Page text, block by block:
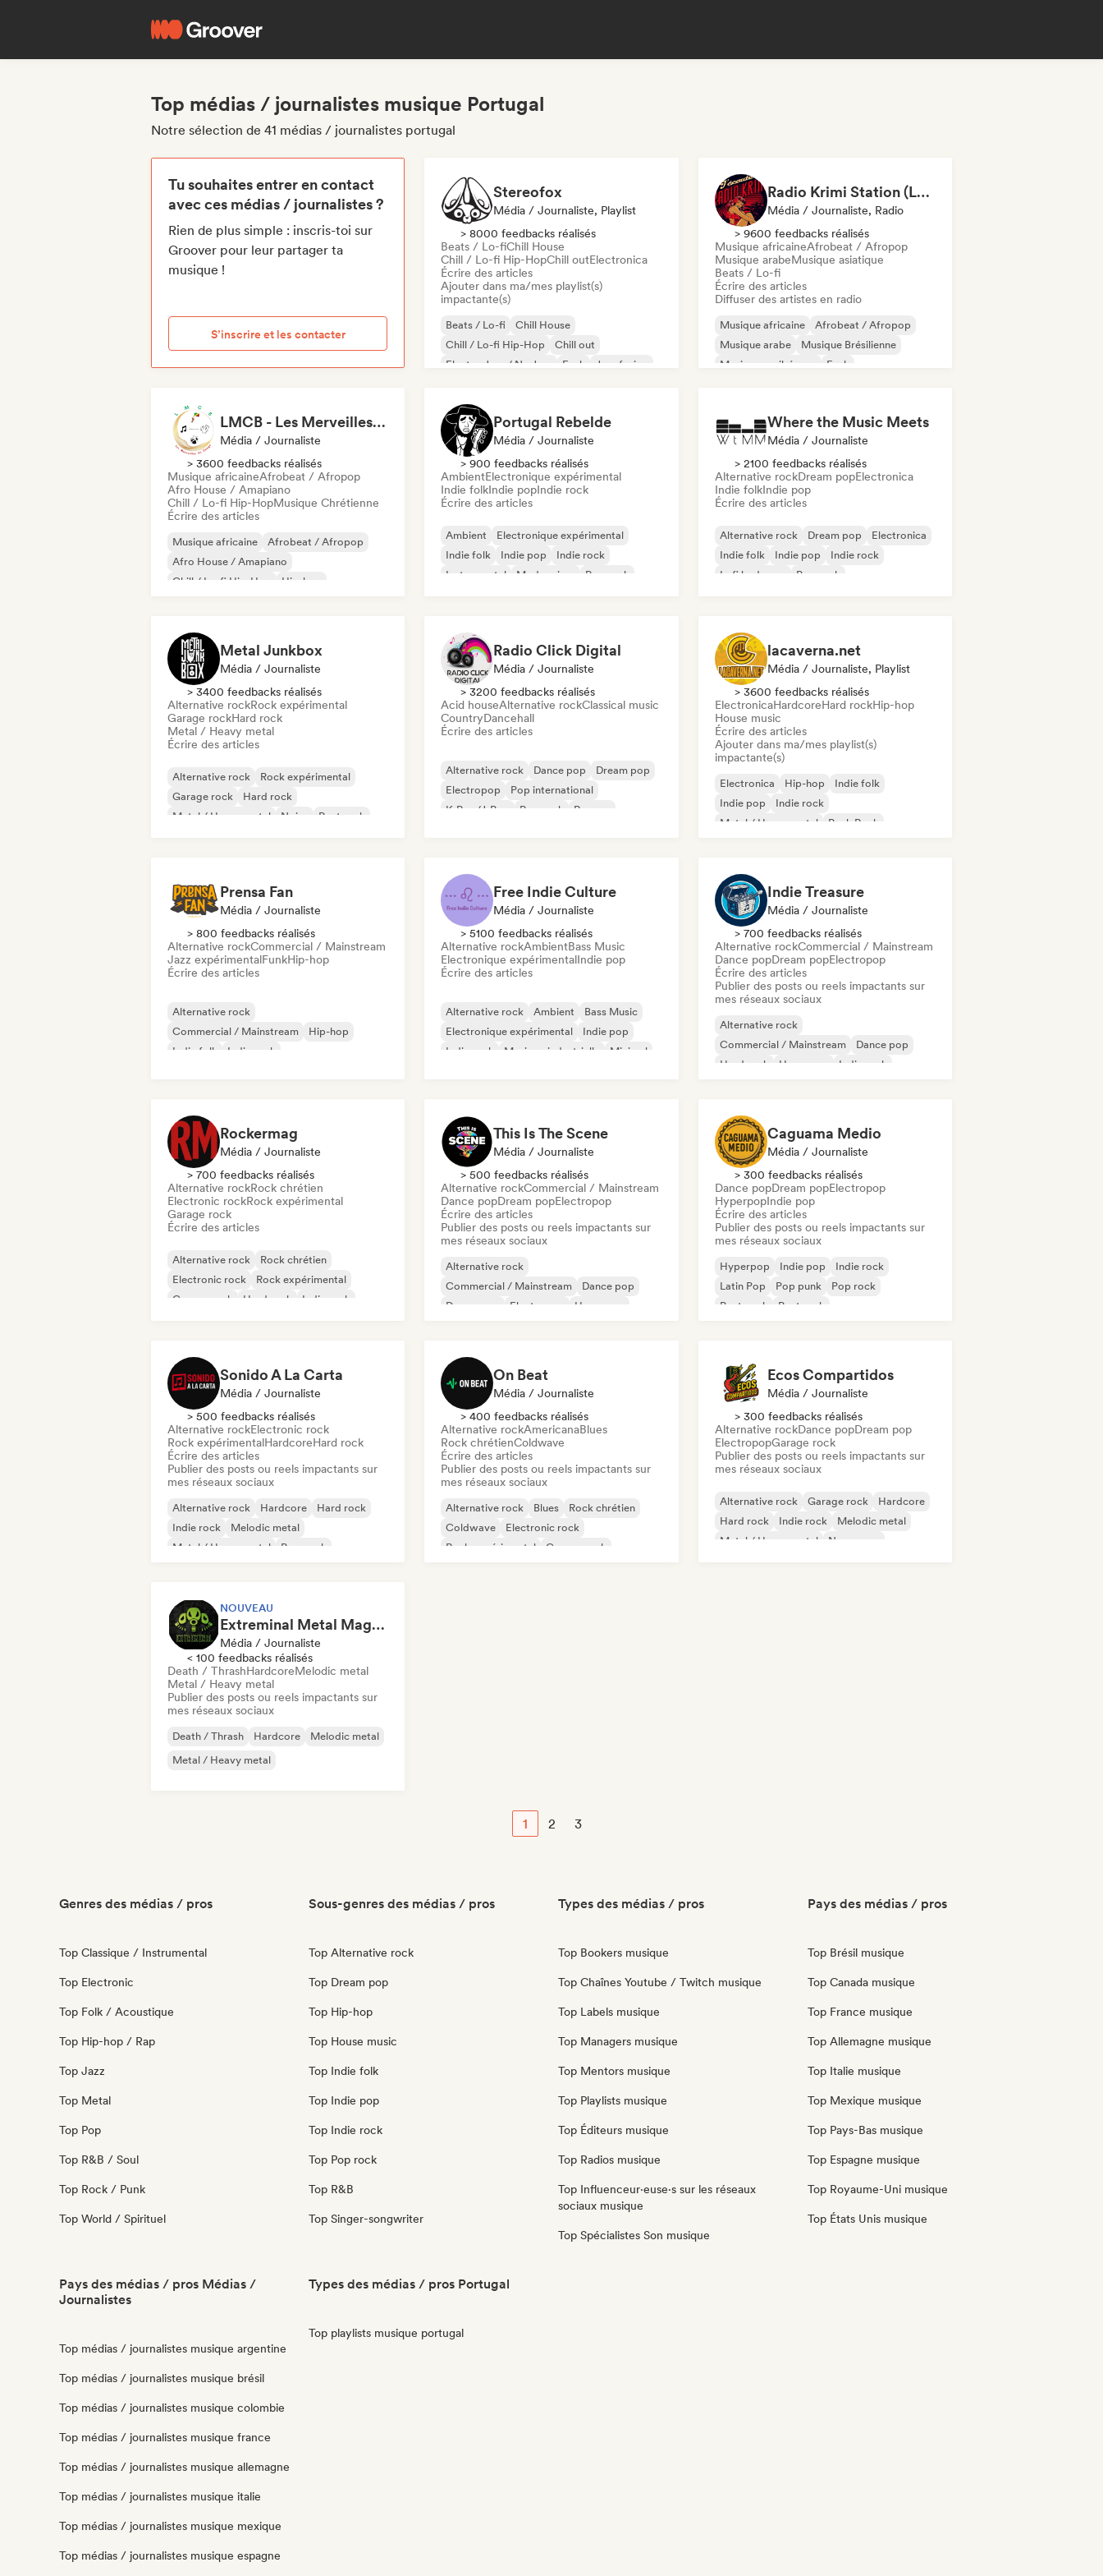
Top médias / journalistes musique Portugal
Notre sélection de 41 médias / journalistes portugal
Tu souhaites entrer en contact
avec ces médias / journalistes ?
Rien de plus simple : inscris-toi sur
Groover pour leur partager ta
musique !
S’inscrire et les contacter
Stereofox
Média / Journaliste, Playlist
> 8000 feedbacks réalisés
Beats / Lo-fiChill House
Chill / Lo-fi Hip-HopChill outElectronica
Écrire des articles
Ajouter dans ma/mes playlist(s)
impactante(s)
Beats / Lo-fi
Chill House
Chill / Lo-fi Hip-Hop
Chill out
Electro Jazz / Nu Jazz
Funk
Jazz fusion
Radio Krimi Station (La Radio)
Média / Journaliste, Radio
> 9600 feedbacks réalisés
Musique africaineAfrobeat / Afropop
Musique arabeMusique asiatique
Beats / Lo-fi
Écrire des articles
Diffuser des artistes en radio
Musique africaine
Afrobeat / Afropop
Musique arabe
Musique Brésilienne
Musique caribéenne
Funk
LMCB - Les Merveilles du Congo 🇨🇬
Média / Journaliste
> 3600 feedbacks réalisés
Musique africaineAfrobeat / Afropop
Afro House / Amapiano
Chill / Lo-fi Hip-HopMusique Chrétienne
Écrire des articles
Musique africaine
Afrobeat / Afropop
Afro House / Amapiano
Chill / Lo-fi Hip-Hop
Hip-hop
Portugal Rebelde
Média / Journaliste
> 900 feedbacks réalisés
AmbientElectronique expérimental
Indie folkIndie popIndie rock
Écrire des articles
Ambient
Electronique expérimental
Indie folk
Indie pop
Indie rock
Instrumental
Modern jazz Pop rock
Where the Music Meets
Média / Journaliste
> 2100 feedbacks réalisés
Alternative rockDream popElectronica
Indie folkIndie pop
Écrire des articles
Alternative rock Dream pop
Electronica
Indie folk
Indie pop
Indie rock
Lofi bedroom
Pop rock
Metal Junkbox
Média / Journaliste
> 3400 feedbacks réalisés
Alternative rockRock expérimental
Garage rockHard rock
Metal / Heavy metal
Écrire des articles
Alternative rock
Rock expérimental
Garage rock
Hard rock
Metal / Heavy metal
Noise
Post rock
Radio Click Digital
Média / Journaliste
> 3200 feedbacks réalisés
Acid houseAlternative rockClassical music
CountryDancehall
Écrire des articles
Alternative rock Dance pop
Dream pop
Electropop
Pop international
K-Pop/J-Pop
Pop rock Reggae
lacaverna.net
Média / Journaliste, Playlist
> 3600 feedbacks réalisés
ElectronicaHardcoreHard rockHip-hop
House music
Écrire des articles
Ajouter dans ma/mes playlist(s)
impactante(s)
Electronica Hip-hop
Indie folk
Indie pop
Indie rock
Metal / Heavy metal
Punk Rock
Prensa Fan
Média / Journaliste
> 800 feedbacks réalisés
Alternative rockCommercial / Mainstream
Jazz expérimentalFunkHip-hop
Écrire des articles
Alternative rock
Commercial / Mainstream
Hip-hop
Indie folk
Indie rock
Free Indie Culture
Média / Journaliste
> 5100 feedbacks réalisés
Alternative rockAmbientBass Music
Electronique expérimentalIndie pop
Écrire des articles
Alternative rock Ambient
Bass Music
Electronique expérimental
Indie pop
Indie rock
Musique industrielle Minimal
Indie Treasure
Média / Journaliste
> 700 feedbacks réalisés
Alternative rockCommercial / Mainstream
Dance popDream popElectropop
Écrire des articles
Publier des posts ou reels impactants sur
mes réseaux sociaux
Alternative rock
Commercial / Mainstream
Dance pop
Hard rock
Hyperpop
Indie rock
Rockermag
Média / Journaliste
> 700 feedbacks réalisés
Alternative rockRock chrétien
Electronic rockRock expérimental
Garage rock
Écrire des articles
Alternative rock
Rock chrétien
Electronic rock
Rock expérimental
Garage rock
Hard rock
Indie rock
This Is The Scene
Média / Journaliste
> 500 feedbacks réalisés
Alternative rockCommercial / Mainstream
Dance popDream popElectropop
Écrire des articles
Publier des posts ou reels impactants sur
mes réseaux sociaux
Alternative rock
Commercial / Mainstream
Dance pop
Dream pop
Electropop
Hyperpop
Caguama Medio
Média / Journaliste
> 300 feedbacks réalisés
Dance popDream popElectropop
HyperpopIndie pop
Écrire des articles
Publier des posts ou reels impactants sur
mes réseaux sociaux
Hyperpop Indie pop
Indie rock
Latin Pop
Pop punk
Pop rock
Post punk
Post rock
Sonido A La Carta
Média / Journaliste
> 500 feedbacks réalisés
Alternative rockElectronic rock
Rock expérimentalHardcoreHard rock
Écrire des articles
Publier des posts ou reels impactants sur
mes réseaux sociaux
Alternative rock Hardcore
Hard rock
Indie rock
Melodic metal
Metal / Heavy metal
Pop punk
On Beat
Média / Journaliste
> 400 feedbacks réalisés
Alternative rockAmericanaBlues
Rock chrétienColdwave
Écrire des articles
Publier des posts ou reels impactants sur
mes réseaux sociaux
Alternative rock Blues
Rock chrétien
Coldwave
Electronic rock
Rock expérimental
Garage rock
Ecos Compartidos
Média / Journaliste
> 300 feedbacks réalisés
Alternative rockDance popDream pop
ElectropopGarage rock
Publier des posts ou reels impactants sur
mes réseaux sociaux
Alternative rock Garage rock
Hardcore
Hard rock
Indie rock
Melodic metal
Metal / Heavy metal
New wave
NOUVEAU
Extreminal Metal Magazine & TV
Média / Journaliste
< 100 feedbacks réalisés
Death / ThrashHardcoreMelodic metal
Metal / Heavy metal
Publier des posts ou reels impactants sur
mes réseaux sociaux
Death / Thrash Hardcore
Melodic metal
Metal / Heavy metal
1 2 3
Genres des médias / pros
Top Classique / Instrumental
Top Electronic
Top Folk / Acoustique
Top Hip-hop / Rap
Top Jazz
Top Metal
Top Pop
Top R&B / Soul
Top Rock / Punk
Top World / Spirituel
Sous-genres des médias / pros
Top Alternative rock
Top Dream pop
Top Hip-hop
Top House music
Top Indie folk
Top Indie pop
Top Indie rock
Top Pop rock
Top R&B
Top Singer-songwriter
Types des médias / pros
Top Bookers musique
Top Chaînes Youtube / Twitch musique
Top Labels musique
Top Managers musique
Top Mentors musique
Top Playlists musique
Top Éditeurs musique
Top Radios musique
Top Influenceur·euse·s sur les réseaux
sociaux musique
Top Spécialistes Son musique
Pays des médias / pros
Top Brésil musique
Top Canada musique
Top France musique
Top Allemagne musique
Top Italie musique
Top Mexique musique
Top Pays-Bas musique
Top Espagne musique
Top Royaume-Uni musique
Top États Unis musique
Pays des médias / pros Médias /
Journalistes
Top médias / journalistes musique argentine
Top médias / journalistes musique brésil
Top médias / journalistes musique colombie
Top médias / journalistes musique france
Top médias / journalistes musique allemagne
Top médias / journalistes musique italie
Top médias / journalistes musique mexique
Top médias / journalistes musique espagne
Types des médias / pros Portugal
Top playlists musique portugal